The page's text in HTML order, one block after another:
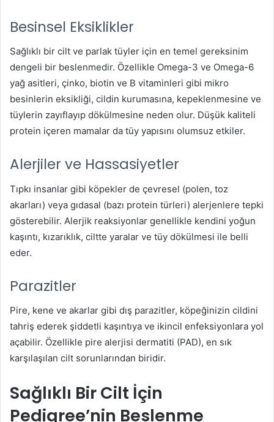
Besinsel Eksiklikler
Sağlıklı bir cilt ve parlak tüyler için en temel gereksinim
dengeli bir beslenmedir. Özellikle Omega-3 ve Omega-6
yağ asitleri, çinko, biotin ve B vitaminleri gibi mikro
besinlerin eksikliği, cildin kurumasına, kepeklenmesine ve
tüylerin zayıflayıp dökülmesine neden olur. Düşük kaliteli
protein içeren mamalar da tüy yapısını olumsuz etkiler.
Alerjiler ve Hassasiyetler
Tıpkı insanlar gibi köpekler de çevresel (polen, toz
akarları) veya gıdasal (bazı protein türleri) alerjenlere tepki
gösterebilir. Alerjik reaksiyonlar genellikle kendini yoğun
kaşıntı, kızarıklık, ciltte yaralar ve tüy dökülmesi ile belli
eder.
Parazitler
Pire, kene ve akarlar gibi dış parazitler, köpeğinizin cildini
tahriş ederek şiddetli kaşıntıya ve ikincil enfeksiyonlara yol
açabilir. Özellikle pire alerjisi dermatiti (PAD), en sık
karşılaşılan cilt sorunlarından biridir.
Sağlıklı Bir Cilt İçin
Pedigree’nin Beslenme